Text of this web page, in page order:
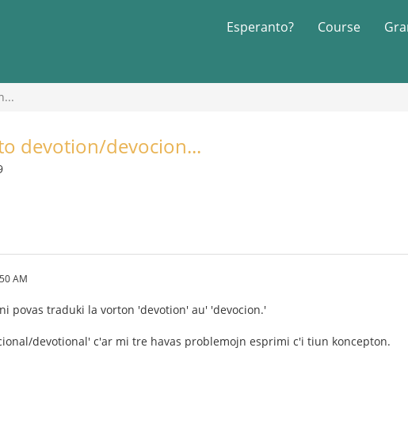
Esperanto? Course
devotion/devocion...
AM
povas traduki la vorton 'devotion' au' 'devocion.'
devotional' c'ar mi tre havas problemojn esprimi c'i tiun koncepton.